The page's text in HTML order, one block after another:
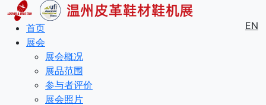
EN
首页
展会
展会概况
展品范围
参与者评价
展会照片